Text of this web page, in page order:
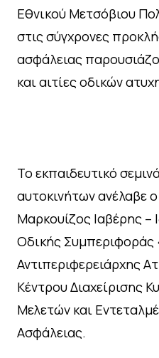
Εθνικού Μετσόβιου
στις σύγχρονες
ασφάλειας
και αιτίες οδικών
Το εκπαιδευτικό
αυτοκινήτων ανέλαβε
Μαρκουίζος Ιαβέρης –
Οδικής Συμπεριφοράς
Αντιπεριφερειάρχης
Κέντρου Διαχείρισης
Μελετών και
Ασφάλειας.